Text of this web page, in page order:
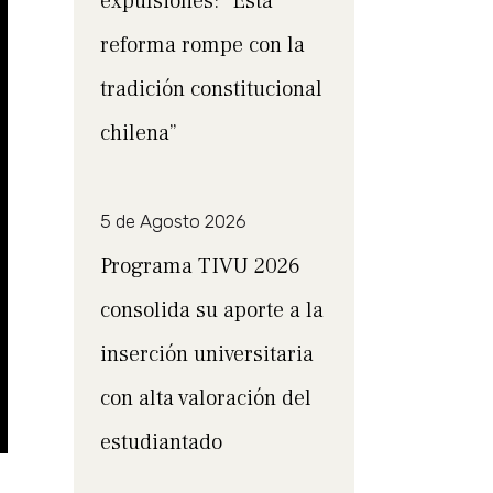
reforma rompe con la
tradición constitucional
chilena”
5 de Agosto 2026
Programa TIVU 2026
consolida su aporte a la
inserción universitaria
con alta valoración del
estudiantado